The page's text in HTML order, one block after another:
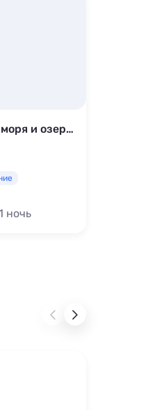
Премиум вилла у моря и озера| Купель Фурако| Панорама
ночь